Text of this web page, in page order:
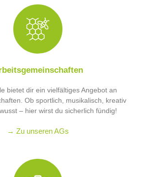
bietet dir ein vielfältiges Angebot an
Ob sportlich, musikalisch, kreativ
– hier wirst du sicherlich fündig!
→ Zu unseren AGs